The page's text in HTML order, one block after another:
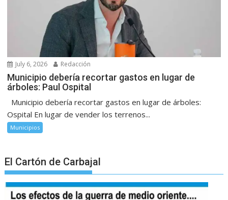
July 6, 2026 Redacción
Municipio debería recortar gastos en lugar de
árboles: Paul Ospital
Municipio debería recortar gastos en lugar de árboles:
Ospital En lugar de vender los terrenos...
Municipios
El Cartón de Carbajal